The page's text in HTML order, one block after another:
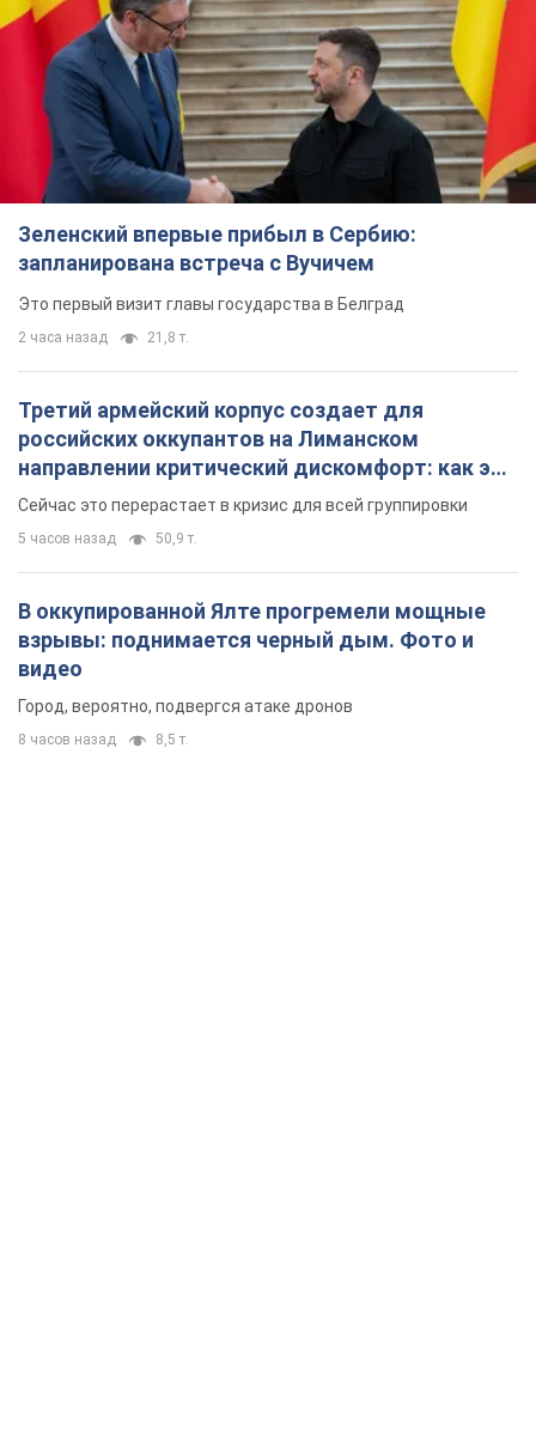
запланирована встреча с Вучичем
Это первый визит главы государства в Белград
2 часа назад 21,8 т.
Третий армейский корпус создает для
российских оккупантов на Лиманском
направлении критический дискомфорт: как это
удалось
Сейчас это перерастает в кризис для всей группировки
5 часов назад 50,9 т.
В оккупированной Ялте прогремели мощные
взрывы: поднимается черный дым. Фото и
видео
Город, вероятно, подвергся атаке дронов
8 часов назад 8,5 т.